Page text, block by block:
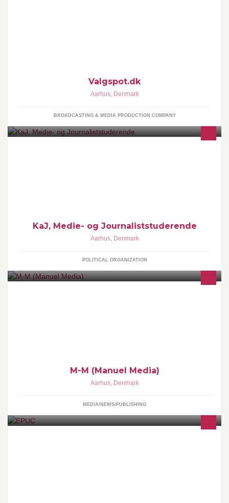
Valgspot.dk
Aarhus, Denmark
BROADCASTING & MEDIA PRODUCTION COMPANY
KaJ, Medie- og Journaliststuderende
Aarhus, Denmark
POLITICAL ORGANIZATION
M-M (Manuel Media)
Aarhus, Denmark
MEDIA/NEWS/PUBLISHING